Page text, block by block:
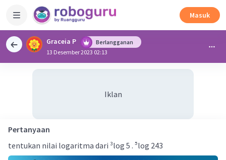
Masuk
Graceia P
Berlangganan
13 Desember 2023 02:13
Iklan
Pertanyaan
tentukan nilai logaritma dari ³log 5 . ⁵log 243